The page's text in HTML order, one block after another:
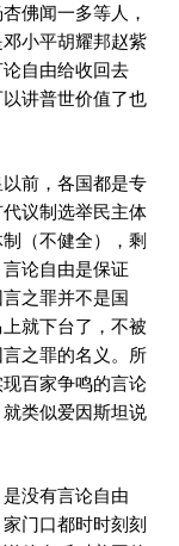
佛闻一多等人，
小平胡耀邦赵紫
自由给收回去
讲普世价值了也
前，各国都是专
议制选举民主体
（不健全），剩
论自由是保证
之罪并不是国
就下台了，不被
之罪的名义。所
百家争鸣的言论
类似爱因斯坦说
没有言论自由
门口都时时刻刻